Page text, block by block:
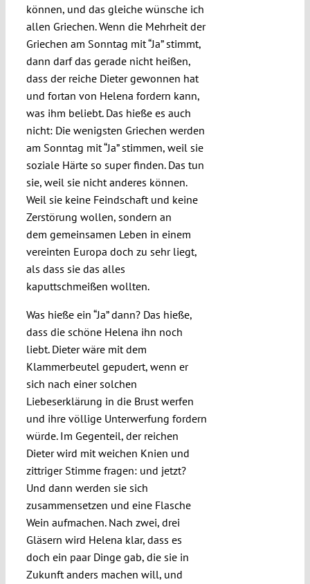
können, und das gleiche wünsche ich
allen Griechen. Wenn die Mehrheit der
Griechen am Sonntag mit “Ja” stimmt,
dann darf das gerade nicht heißen,
dass der reiche Dieter gewonnen hat
und fortan von Helena fordern kann,
was ihm beliebt. Das hieße es auch
nicht: Die wenigsten Griechen werden
am Sonntag mit “Ja” stimmen, weil sie
soziale Härte so super finden. Das tun
sie, weil sie nicht anderes können.
Weil sie keine Feindschaft und keine
Zerstörung wollen, sondern an
dem gemeinsamen Leben in einem
vereinten Europa doch zu sehr liegt,
als dass sie das alles
kaputtschmeißen wollten.
Was hieße ein “Ja” dann? Das hieße,
dass die schöne Helena ihn noch
liebt. Dieter wäre mit dem
Klammerbeutel gepudert, wenn er
sich nach einer solchen
Liebeserklärung in die Brust werfen
und ihre völlige Unterwerfung fordern
würde. Im Gegenteil, der reichen
Dieter wird mit weichen Knien und
zittriger Stimme fragen: und jetzt?
Und dann werden sie sich
zusammensetzen und eine Flasche
Wein aufmachen. Nach zwei, drei
Gläsern wird Helena klar, dass es
doch ein paar Dinge gab, die sie in
Zukunft anders machen will, und